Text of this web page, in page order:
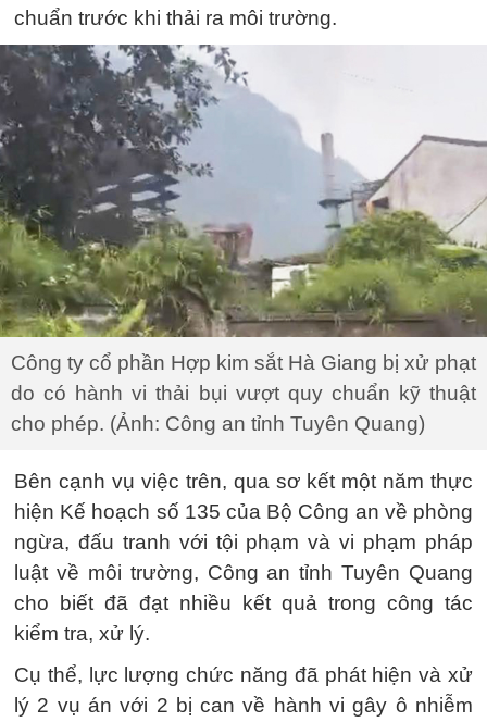
chuẩn trước khi thải ra môi trường.
Công ty cổ phần Hợp kim sắt Hà Giang bị xử phạt
do có hành vi thải bụi vượt quy chuẩn kỹ thuật
cho phép. (Ảnh: Công an tỉnh Tuyên Quang)
Bên cạnh vụ việc trên, qua sơ kết một năm thực
hiện Kế hoạch số 135 của Bộ Công an về phòng
ngừa, đấu tranh với tội phạm và vi phạm pháp
luật về môi trường, Công an tỉnh Tuyên Quang
cho biết đã đạt nhiều kết quả trong công tác
kiểm tra, xử lý.
Cụ thể, lực lượng chức năng đã phát hiện và xử
lý 2 vụ án với 2 bị can về hành vi gây ô nhiễm